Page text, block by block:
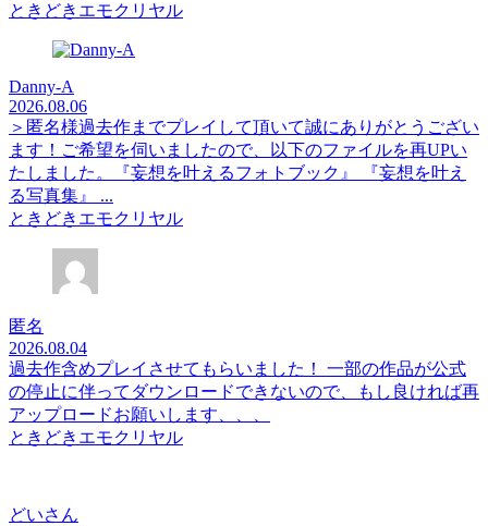
ときどきエモクリヤル
Danny-A
2026.08.06
＞匿名様過去作までプレイして頂いて誠にありがとうござい
ます！ご希望を伺いましたので、以下のファイルを再UPい
たしました。『妄想を叶えるフォトブック』 『妄想を叶え
る写真集』 ...
ときどきエモクリヤル
匿名
2026.08.04
過去作含めプレイさせてもらいました！ 一部の作品が公式
の停止に伴ってダウンロードできないので、もし良ければ再
アップロードお願いします、、、
ときどきエモクリヤル
どいさん